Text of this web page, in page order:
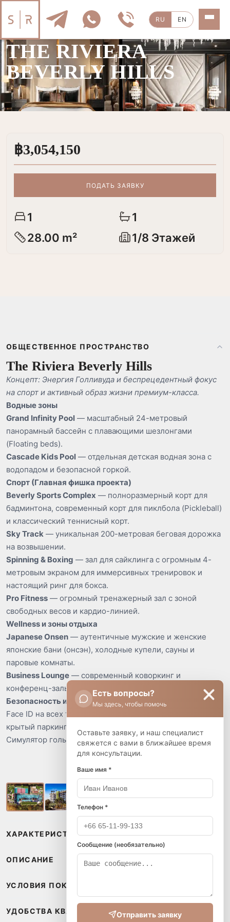
RU EN
ПРОДАЖА
THE RIVIERA
BEVERLY HILLS
฿3,054,150
ПОДАТЬ ЗАЯВКУ
1
1
28.00 m²
1/8 Этажей
ОБЩЕСТВЕННОЕ ПРОСТРАНСТВО
The Riviera Beverly Hills
Концепт: Энергия Голливуда и беспрецедентный фокус
на спорт и активный образ жизни премиум-класса.
Водные зоны
Grand Infinity Pool — масштабный 24-метровый
панорамный бассейн с плавающими шезлонгами
(Floating beds).
Cascade Kids Pool — отдельная детская водная зона с
водопадом и безопасной горкой.
Спорт (Главная фишка проекта)
Beverly Sports Complex — полноразмерный корт для
бадминтона, современный корт для пиклбола (Pickleball)
и классический теннисный корт.
Sky Track — уникальная 200-метровая беговая дорожка
на возвышении.
Spinning & Boxing — зал для сайклинга с огромным 4-
метровым экраном для иммерсивных тренировок и
настоящий ринг для бокса.
Pro Fitness — огромный тренажерный зал с зоной
свободных весов и кардио-линией.
Wellness и зоны отдыха
Japanese Onsen — аутентичные мужские и женские
японские бани (онсэн), холодные купели, сауны и
паровые комнаты.
Business Lounge — современный коворкинг и
конференц-залы для деловых встреч.
Безопасность и удобства
Face ID на всех точках доступа, круглосуточная охрана и
крытый паркинг.
Симулятор гольфа и столы для настольного тенниса.
ХАРАКТЕРИСТИКИ
ОПИСАНИЕ
УСЛОВИЯ ПОКУПКИ
УДОБСТВА КВАРТИРЫ
Есть вопросы?
Мы здесь, чтобы помочь
Оставьте заявку, и наш специалист
свяжется с вами в ближайшее время
для консультации.
Ваше имя *
Телефон *
Сообщение (необязательно)
Отправить заявку